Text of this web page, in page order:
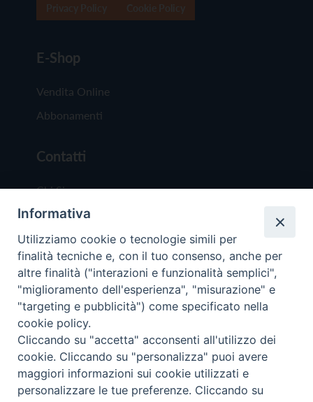
E-Shop
Vendita Online
Abbonamenti
Contatti
Chi Siamo
Redazione
Scrivici
Copyright © 2019 - Tutti i diritti riservati - Vita
Trentina Editrice
Privacy Policy
Informativa
Utilizziamo cookie o tecnologie simili per
finalità tecniche e, con il tuo consenso, anche per
altre finalità ("interazioni e funzionalità semplici",
"miglioramento dell'esperienza", "misurazione" e
"targeting e pubblicità") come specificato nella
cookie policy.
Cliccando su "accetta" acconsenti all'utilizzo dei
cookie. Cliccando su "personalizza" puoi avere
maggiori informazioni sui cookie utilizzati e
personalizzare le tue preferenze. Cliccando su